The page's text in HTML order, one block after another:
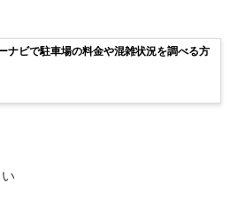
ナビで駐車場の料金や混雑状況を調べる方